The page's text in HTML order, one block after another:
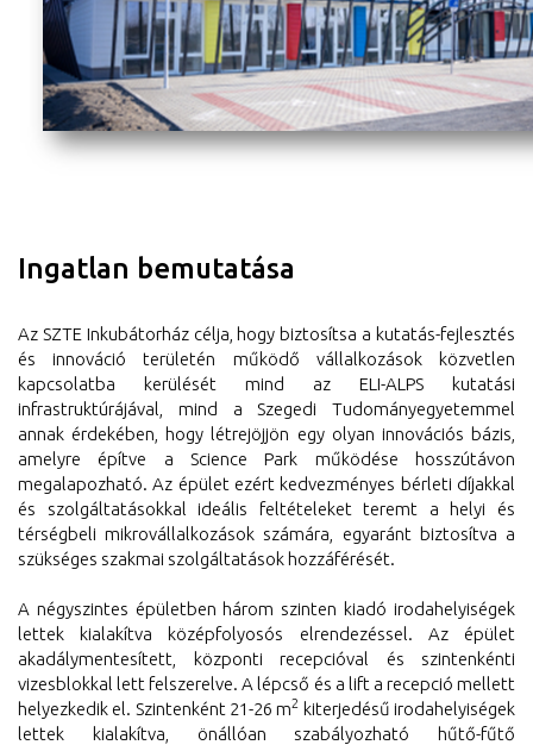
Ingatlan bemutatása
Az SZTE Inkubátorház célja, hogy biztosítsa a kutatás-fejlesztés
és innováció területén működő vállalkozások közvetlen
kapcsolatba kerülését mind az ELI-ALPS kutatási
infrastruktúrájával, mind a Szegedi Tudományegyetemmel
annak érdekében, hogy létrejöjjön egy olyan innovációs bázis,
amelyre építve a Science Park működése hosszútávon
megalapozható. Az épület ezért kedvezményes bérleti díjakkal
és szolgáltatásokkal ideális feltételeket teremt a helyi és
térségbeli mikrovállalkozások számára, egyaránt biztosítva a
szükséges szakmai szolgáltatások hozzáférését.
A négyszintes épületben három szinten kiadó irodahelyiségek
lettek kialakítva középfolyosós elrendezéssel. Az épület
akadálymentesített, központi recepcióval és szintenkénti
vizesblokkal lett felszerelve. A lépcső és a lift a recepció mellett
helyezkedik el. Szintenként 21-26 m2 kiterjedésű irodahelyiségek
lettek kialakítva, önállóan szabályozható hűtő-fűtő